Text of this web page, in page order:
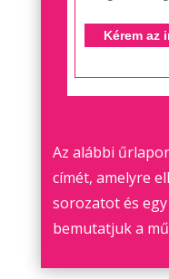
Az alábbi
címét, amelyre
sorozatot és
bemutatjuk a